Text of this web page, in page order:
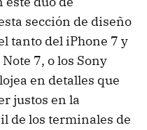
sección de diseño
tanto del iPhone 7 y
7, o los Sony
en detalles que
justos en la
de los terminales de